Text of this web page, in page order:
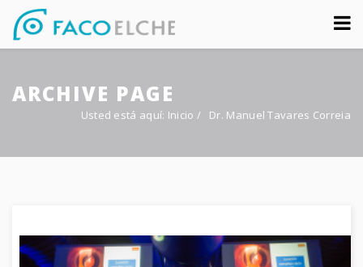
Sobre nosotros
Congreso
Contacto
ARCHIVE PAGE
Usted está aquí: Inicio / Dr. Manuel Tavares Correia